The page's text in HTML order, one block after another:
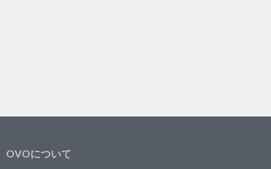
OVOについて